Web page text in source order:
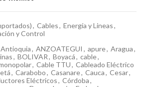
, Cables, Energía y Lineas,
y Control
Antioquia, ANZOATEGUI , apure, Aragua,
, BOLIVAR, Boyacá, cable,
, Cable TTU, Cableado Eléctrico
, Carabobo, Casanare, Cauca, Cesar,
Eléctricos, Córdoba,